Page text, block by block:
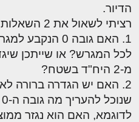
הדיור.
רציתי לשאול את 2 השאלות הבאות:
1. האם גובה 0
מ-2 היח"ד בשטח?
לדוגמא, האם הוא נגזר